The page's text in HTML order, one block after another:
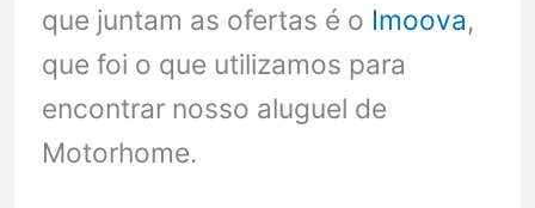
que juntam as ofertas é o Imoova,
que foi o que utilizamos para
encontrar nosso aluguel de
Motorhome.